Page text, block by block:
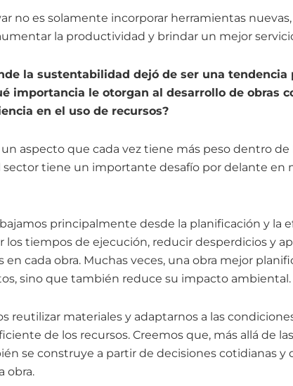
no es solamente incorporar herramientas
la productividad y brindar un mejor
la sustentabilidad dejó de ser una tendencia
importancia le otorgan al desarrollo de obras
en el uso de recursos?
aspecto que cada vez tiene más peso dentro
tiene un importante desafío por delante en
principalmente desde la planificación y la
los tiempos de ejecución, reducir desperdicios y
en cada obra. Muchas veces, una obra mejor
sino que también reduce su impacto ambiental.
reutilizar materiales y adaptarnos a las
de los recursos. Creemos que, más allá de
se construye a partir de decisiones cotidianas y
obra.